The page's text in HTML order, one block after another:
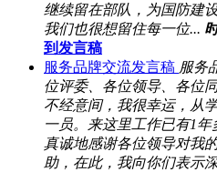
继续留在部队，为国防建
我们也很想留住每一位...
到发言稿
服务品牌交流发言稿 服务
位评委、各位领导、各位
不经意间，我很幸运，从
一员。来这里工作已有1
真诚地感谢各位领导对我
助，在此，我向你们表示